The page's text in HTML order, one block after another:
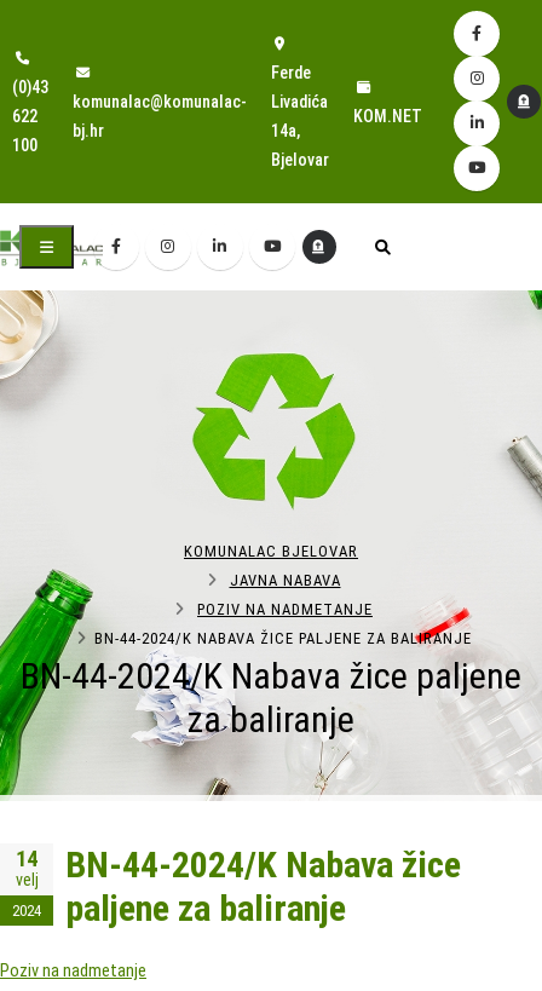
(0)43
622
100
komunalac@komunalac-
bj.hr
Ferde
Livadića
14a,
Bjelovar
KOM.NET
BN-44-2024/K Nabava žice paljene
za baliranje
KOMUNALAC BJELOVAR
JAVNA NABAVA
POZIV NA NADMETANJE
BN-44-2024/K NABAVA ŽICE PALJENE ZA BALIRANJE
14
velj
2024
BN-44-2024/K Nabava žice
paljene za baliranje
Poziv na nadmetanje